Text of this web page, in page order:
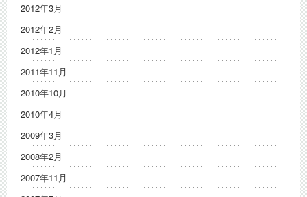
2012年3月
2012年2月
2012年1月
2011年11月
2010年10月
2010年4月
2009年3月
2008年2月
2007年11月